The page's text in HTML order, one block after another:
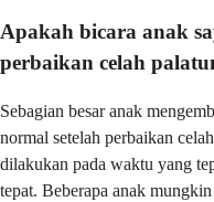
Apakah bicara anak
perbaikan celah
Sebagian besar anak
normal setelah perbaikan
dilakukan pada waktu yang
tepat. Beberapa anak